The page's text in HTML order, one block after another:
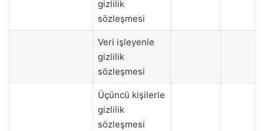
gizlilik
sözleşmesi
Veri işleyenle
gizlilik
sözleşmesi
Üçüncü kişilerle
gizlilik
sözleşmesi